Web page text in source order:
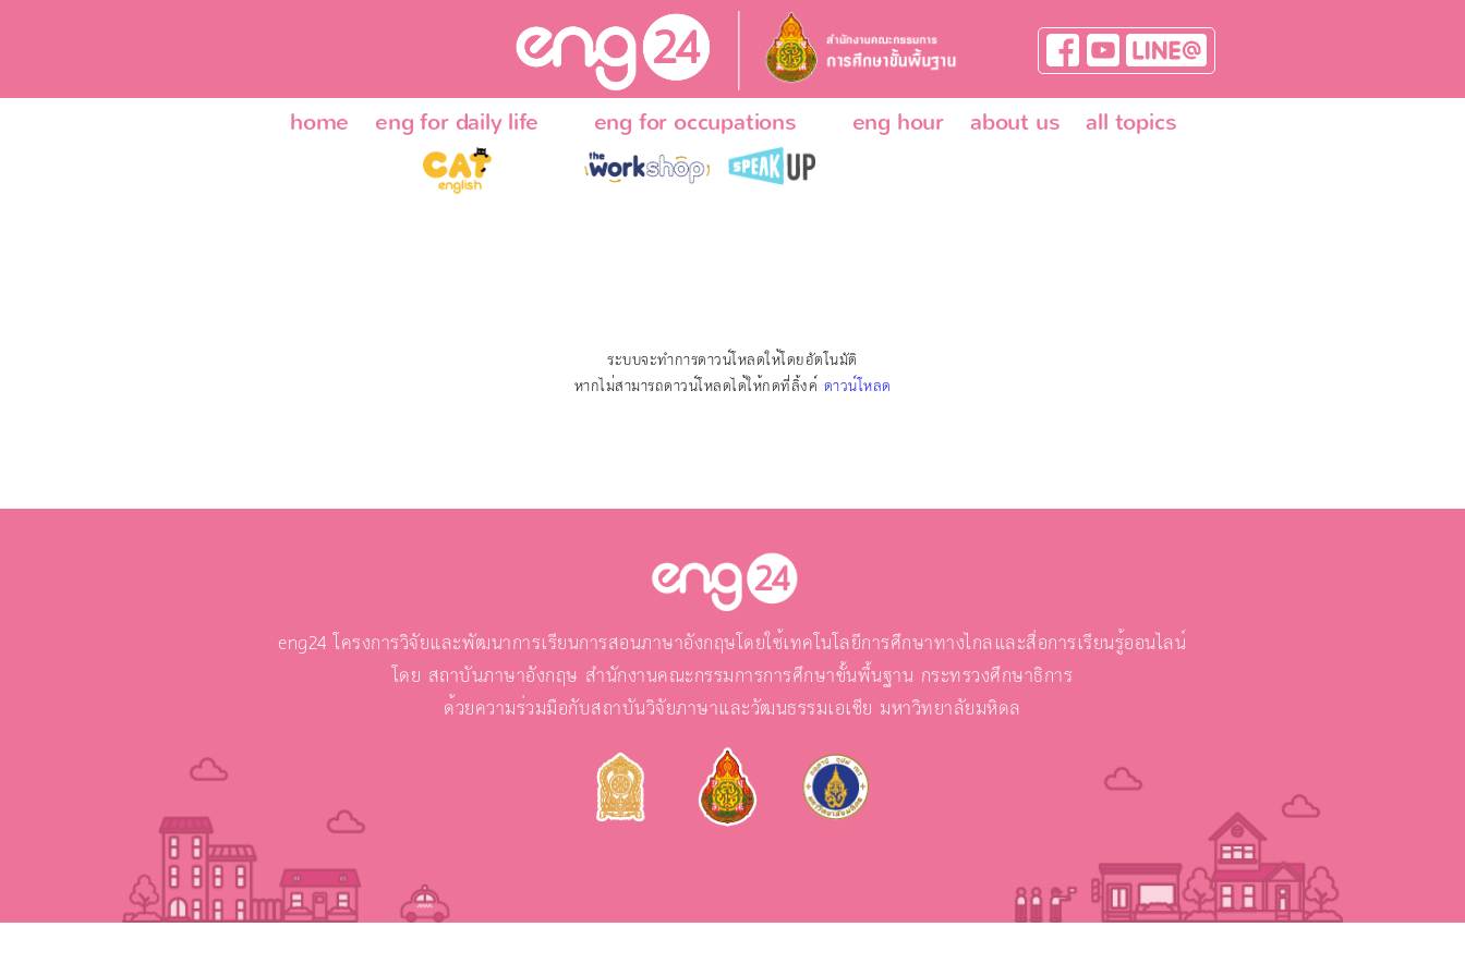
home eng for daily life eng for occupations eng hour about us all topics
ระบบจะทำการดาวน์โหลดให้โดยอัตโนมัติ
หากไม่สามารถดาวน์โหลดได้ให้กดที่ลิ้งค์ ดาวน์โหลด
eng24 โครงการวิจัยและพัฒนาการเรียนการสอนภาษาอังกฤษโดยใช้เทคโนโลยีการศึกษาทางไกลและสื่อการเรียนรู้ออนไลน์
โดย สถาบันภาษาอังกฤษ สำนักงานคณะกรรมการการศึกษาขั้นพื้นฐาน กระทรวงศึกษาธิการ
ด้วยความร่วมมือกับสถาบันวิจัยภาษาและวัฒนธรรมเอเชีย มหาวิทยาลัยมหิดล